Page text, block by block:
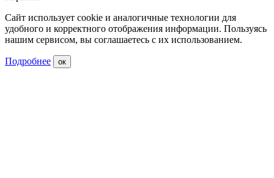
Сайт использует cookie и аналогичные технологии для
удобного и корректного отображения информации. Пользуясь
нашим сервисом, вы соглашаетесь с их использованием.
Подробнее ок